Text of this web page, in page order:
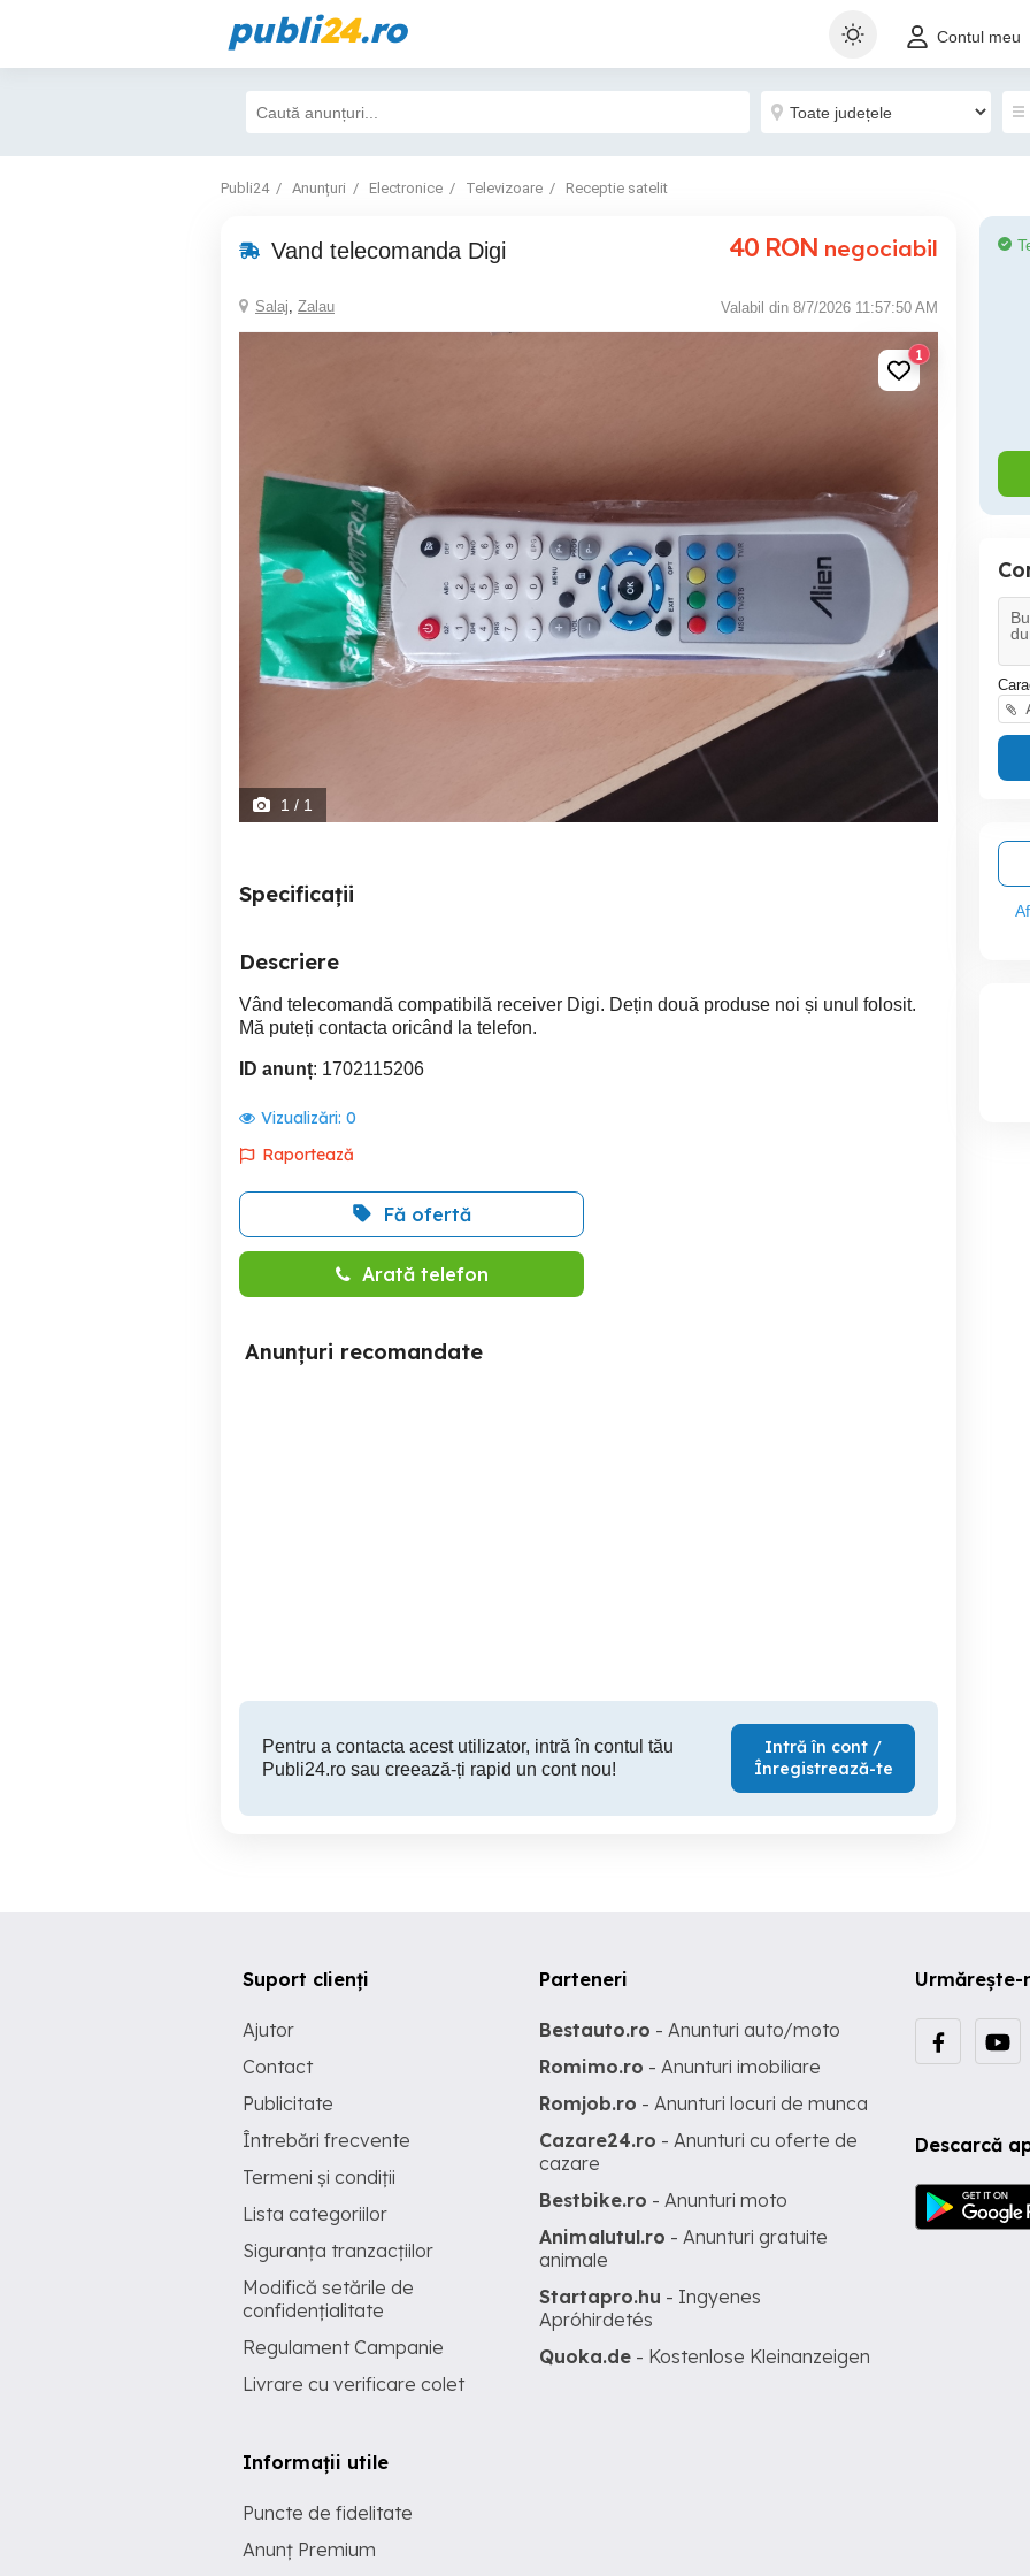
publi24.ro Contul meu
Publi24 Anunțuri Electronice Televizoare Receptie satelit
Vand telecomanda Digi 40 RON negociabil
Salaj, Zalau Valabil din 8/7/2026 11:57:50 AM
1
1 / 1
Specificații
Descriere
Vând telecomandă compatibilă receiver Digi. Dețin două produse noi și unul folosit.
Mă puteți contacta oricând la telefon.
ID anunț: 1702115206
Vizualizări: 0
Raportează
Fă ofertă
Arată telefon
Anunțuri recomandate
Pentru a contacta acest utilizator, intră în contul tău
Publi24.ro sau creează-ți rapid un cont nou!
Intră în cont /
Înregistrează-te
Urmărește-
Descarcă
Suport clienți
Ajutor
Contact
Publicitate
Întrebări frecvente
Termeni și condiții
Lista categoriilor
Siguranța tranzacțiilor
Modifică setările de
confidențialitate
Regulament Campanie
Livrare cu verificare colet
Informații utile
Puncte de fidelitate
Anunț Premium
Parteneri
Bestauto.ro - Anunturi auto/moto
Romimo.ro - Anunturi imobiliare
Romjob.ro - Anunturi locuri de munca
Cazare24.ro - Anunturi cu oferte de
cazare
Bestbike.ro - Anunturi moto
Animalutul.ro - Anunturi gratuite
animale
Startapro.hu - Ingyenes
Apróhirdetés
Quoka.de - Kostenlose Kleinanzeigen